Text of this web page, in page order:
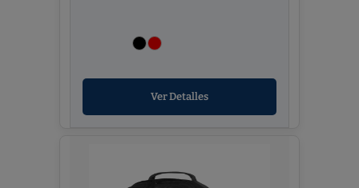
Ver Detalles